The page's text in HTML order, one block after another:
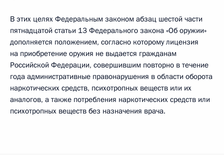
В этих целях Федеральным законом абзац шестой части
пятнадцатой статьи 13 Федерального закона «Об оружии»
дополняется положением, согласно которому лицензия
на приобретение оружия не выдается гражданам
Российской Федерации, совершившим повторно в течение
года административные правонарушения в области оборота
наркотических средств, психотропных веществ или их
аналогов, а также потребления наркотических средств или
психотропных веществ без назначения врача.